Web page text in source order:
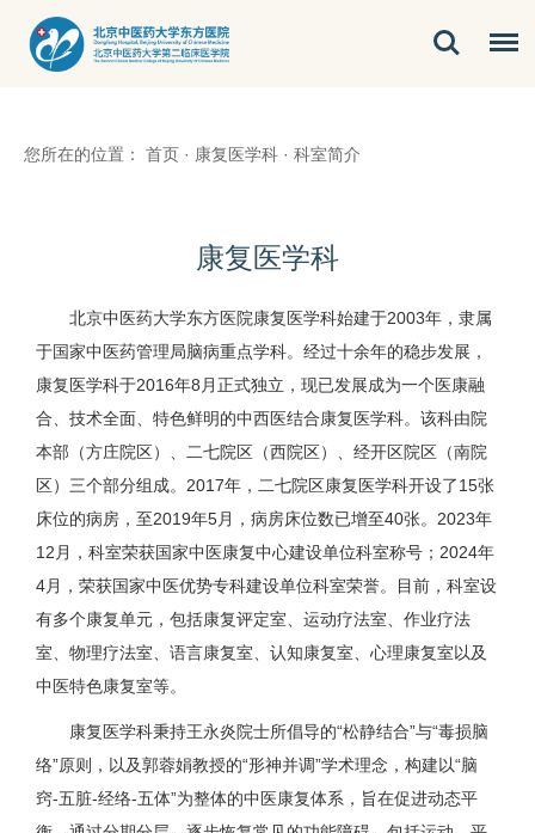
您所在的位置： 首页 · 康复医学科 · 科室简介
康复医学科
北京中医药大学东方医院康复医学科始建于2003年，隶属
于国家中医药管理局脑病重点学科。经过十余年的稳步发展，
康复医学科于2016年8月正式独立，现已发展成为一个医康融
合、技术全面、特色鲜明的中西医结合康复医学科。该科由院
本部（方庄院区）、二七院区（西院区）、经开区院区（南院
区）三个部分组成。2017年，二七院区康复医学科开设了15张
床位的病房，至2019年5月，病房床位数已增至40张。2023年
12月，科室荣获国家中医康复中心建设单位科室称号；2024年
4月，荣获国家中医优势专科建设单位科室荣誉。目前，科室设
有多个康复单元，包括康复评定室、运动疗法室、作业疗法
室、物理疗法室、语言康复室、认知康复室、心理康复室以及
中医特色康复室等。
康复医学科秉持王永炎院士所倡导的“松静结合”与“毒损脑
络”原则，以及郭蓉娟教授的“形神并调”学术理念，构建以“脑
窍-五脏-经络-五体”为整体的中医康复体系，旨在促进动态平